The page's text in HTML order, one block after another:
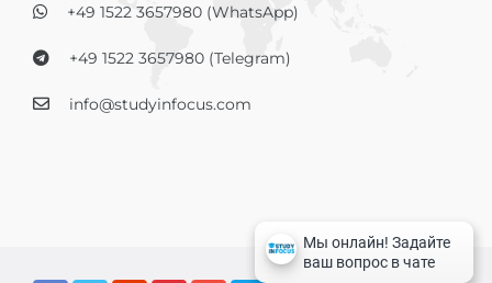
+49 1522 3657980 (WhatsApp)
+49 1522 3657980 (Telegram)
info@studyinfocus.com